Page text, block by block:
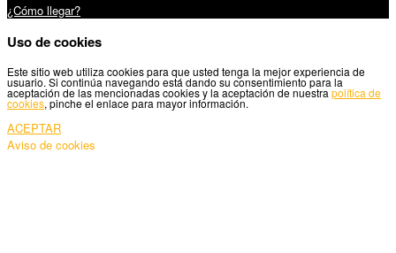
¿Cómo llegar?
Uso de cookies
Este sitio web utiliza cookies para que usted tenga la mejor experiencia de
usuario. Si continúa navegando está dando su consentimiento para la
aceptación de las mencionadas cookies y la aceptación de nuestra política de
cookies, pinche el enlace para mayor información.
ACEPTAR
Aviso de cookies